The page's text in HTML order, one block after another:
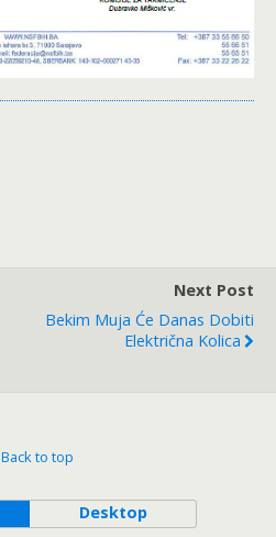
Next Post
Bekim Muja Će Danas Dobiti
Električna Kolica
Back to top
Desktop